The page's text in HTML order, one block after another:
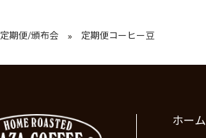
定期便/頒布会 » 定期便コーヒー豆
ホーム